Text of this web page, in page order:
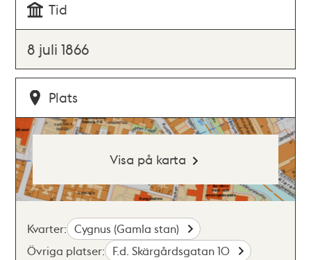
Tid
8 juli 1866
Plats
Visa på karta
Kvarter: Cygnus (Gamla stan)
Övriga platser: F.d. Skärgårdsgatan 10